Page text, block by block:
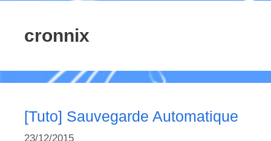
cronnix
[Tuto] Sauvegarde Automatique
23/12/2015